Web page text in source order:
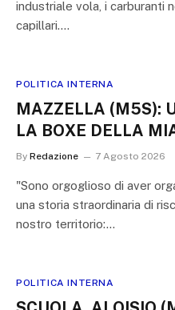
industriale vola, i carburanti
capillari.…
POLITICA INTERNA
MAZZELLA (M5S):
LA BOXE DELLA
By Redazione 7 Agosto 2026
"Sono orgoglioso di aver
una storia straordinaria di
nostro territorio:…
POLITICA INTERNA